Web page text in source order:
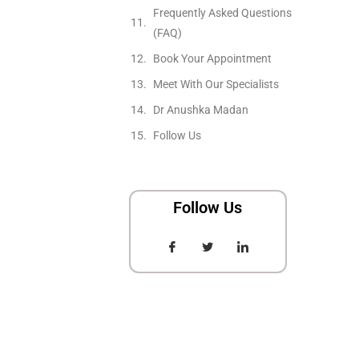
Frequently Asked Questions
(FAQ)
Book Your Appointment
Meet With Our Specialists
Dr Anushka Madan
Follow Us
Follow Us